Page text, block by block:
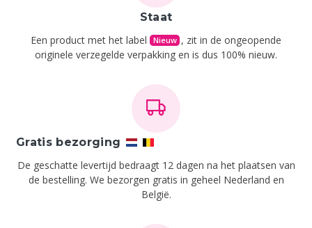
Staat
Een product met het label Nieuw , zit in de ongeopende
originele verzegelde verpakking en is dus 100% nieuw.
Gratis bezorging
De geschatte levertijd bedraagt 12 dagen na het plaatsen van
de bestelling. We bezorgen gratis in geheel Nederland en
België.